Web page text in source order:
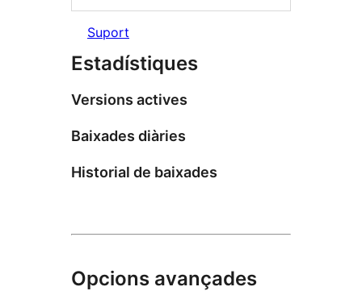
Suport
Estadístiques
Versions actives
Baixades diàries
Historial de baixades
Opcions avançades